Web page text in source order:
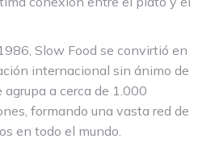
Slow Food se convirtió en
internacional sin ánimo de
a cerca de 1.000
formando una vasta red de
en todo el mundo.